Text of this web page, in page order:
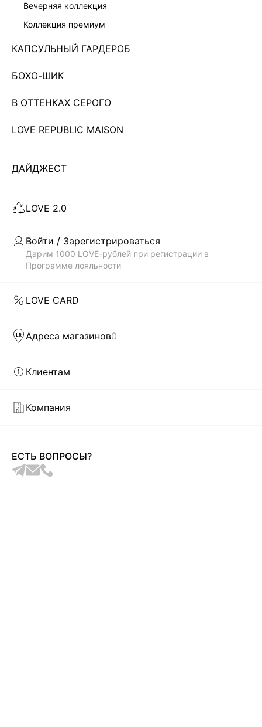
вечерняя коллекция
коллекция премиум
КАПСУЛЬНЫЙ ГАРДЕРОБ
БОХО-ШИК
В ОТТЕНКАХ СЕРОГО
LOVE REPUBLIC MAISON
ДАЙДЖЕСТ
LOVE 2.0
Войти / Зарегистрироваться
Дарим 1000 LOVE-рублей при регистрации в
Программе лояльности
LOVE CARD
Адреса магазинов0
Клиентам
Компания
ЕСТЬ ВОПРОСЫ?
НОВИНКА